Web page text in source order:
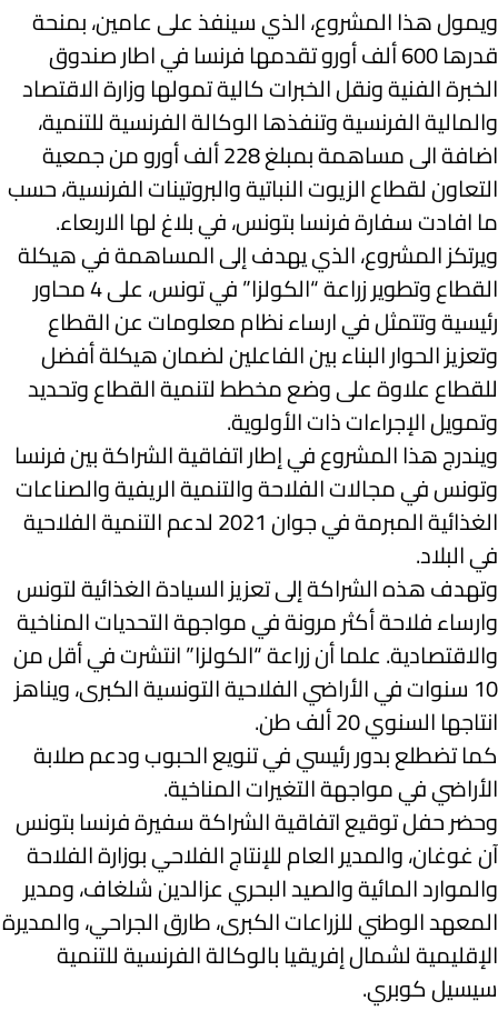
ويمول هذا المشروع، الذي سينفذ على عامين، بمنحة
قدرها 600 ألف أورو تقدمها فرنسا في اطار صندوق
الخبرة الفنية ونقل الخبرات كالية تمولها وزارة الاقتصاد
والمالية الفرنسية وتنفذها الوكالة الفرنسية للتنمية،
اضافة الى مساهمة بمبلغ 228 ألف أورو من جمعية
التعاون لقطاع الزيوت النباتية والبروتينات الفرنسية، حسب
ما افادت سفارة فرنسا بتونس، في بلاغ لها الاربعاء.
ويرتكز المشروع، الذي يهدف إلى المساهمة في هيكلة
القطاع وتطوير زراعة “الكولزا” في تونس، على 4 محاور
رئيسية وتتمثل في ارساء نظام معلومات عن القطاع
وتعزيز الحوار البناء بين الفاعلين لضمان هيكلة أفضل
للقطاع علاوة على وضع مخطط لتنمية القطاع وتحديد
وتمويل الإجراءات ذات الأولوية.
ويندرج هذا المشروع في إطار اتفاقية الشراكة بين فرنسا
وتونس في مجالات الفلاحة والتنمية الريفية والصناعات
الغذائية المبرمة في جوان 2021 لدعم التنمية الفلاحية
في البلاد.
وتهدف هذه الشراكة إلى تعزيز السيادة الغذائية لتونس
وارساء فلاحة أكثر مرونة في مواجهة التحديات المناخية
والاقتصادية. علما أن زراعة “الكولزا” انتشرت في أقل من
10 سنوات في الأراضي الفلاحية التونسية الكبرى، ويناهز
انتاجها السنوي 20 ألف طن.
كما تضطلع بدور رئيسي في تنويع الحبوب ودعم صلابة
الأراضي في مواجهة التغيرات المناخية.
وحضر حفل توقيع اتفاقية الشراكة سفيرة فرنسا بتونس
آن غوغان، والمدير العام للإنتاج الفلاحي بوزارة الفلاحة
والموارد المائية والصيد البحري عزالدين شلغاف، ومدير
المعهد الوطني للزراعات الكبرى، طارق الجراحي، والمديرة
الإقليمية لشمال إفريقيا بالوكالة الفرنسية للتنمية
سيسيل كوبري.